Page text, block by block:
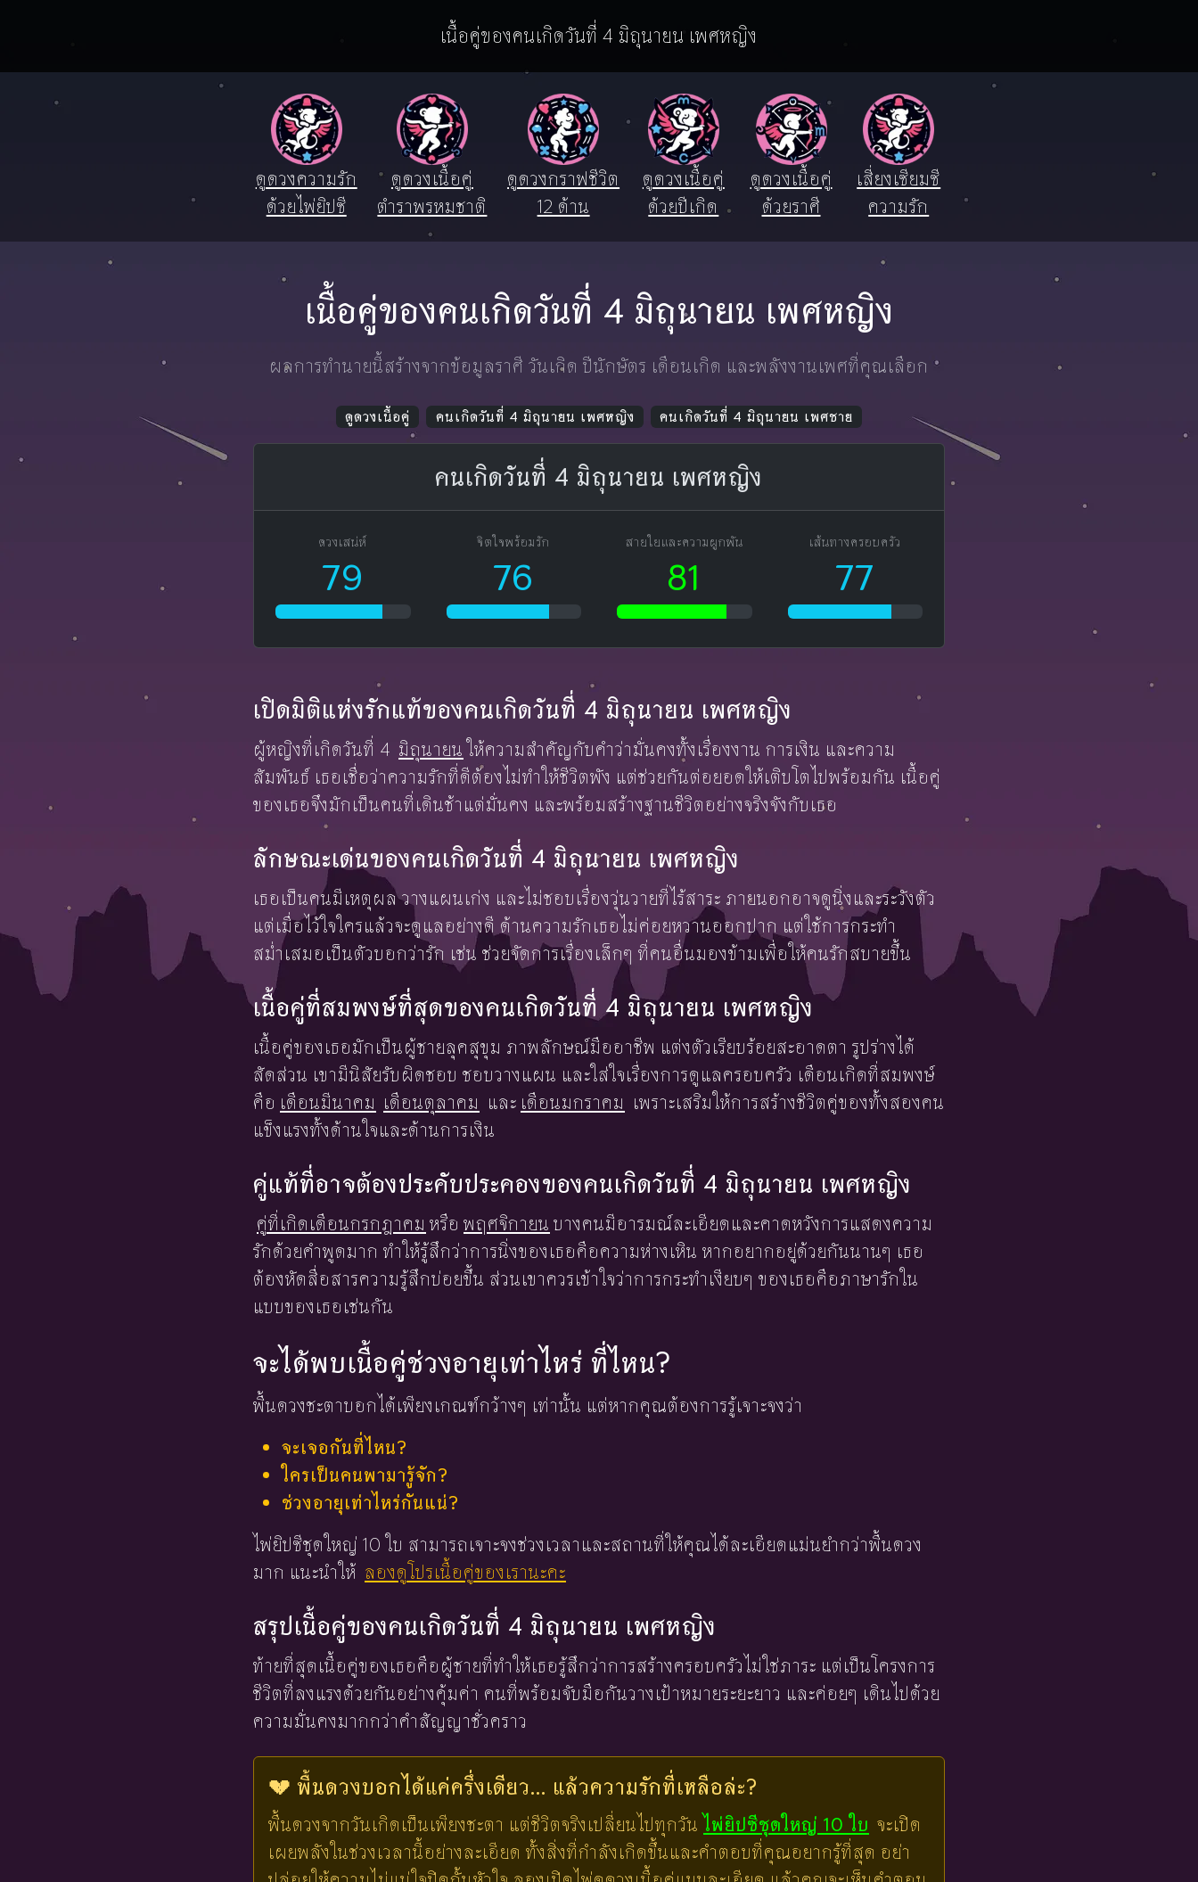
เนื้อคู่ของคนเกิดวันที่ 4 มิถุนายน เพศหญิง
ดูดวงความรัก
ด้วยไพ่ยิปซี
ดูดวงเนื้อคู่
ตำราพรหมชาติ
ดูดวงกราฟชีวิต
12 ด้าน
ดูดวงเนื้อคู่
ด้วยปีเกิด
ดูดวงเนื้อคู่
ด้วยราศี
เสี่ยงเซียมซี
ความรัก
เนื้อคู่ของคนเกิดวันที่ 4 มิถุนายน เพศหญิง
ผลการทำนายนี้สร้างจากข้อมูลราศี วันเกิด ปีนักษัตร เดือนเกิด และพลังงานเพศที่คุณเลือก
ดูดวงเนื้อคู่ คนเกิดวันที่ 4 มิถุนายน เพศหญิง คนเกิดวันที่ 4 มิถุนายน เพศชาย
คนเกิดวันที่ 4 มิถุนายน เพศหญิง
ดวงเสน่ห์
79
จิตใจพร้อมรัก
76
สายใยและความผูกพัน
81
เส้นทางครอบครัว
77
เปิดมิติแห่งรักแท้ของคนเกิดวันที่ 4 มิถุนายน เพศหญิง
ผู้หญิงที่เกิดวันที่ 4 มิถุนายน ให้ความสำคัญกับคำว่ามั่นคงทั้งเรื่องงาน การเงิน และความ
สัมพันธ์ เธอเชื่อว่าความรักที่ดีต้องไม่ทำให้ชีวิตพัง แต่ช่วยกันต่อยอดให้เติบโตไปพร้อมกัน เนื้อคู่
ของเธอจึงมักเป็นคนที่เดินช้าแต่มั่นคง และพร้อมสร้างฐานชีวิตอย่างจริงจังกับเธอ
ลักษณะเด่นของคนเกิดวันที่ 4 มิถุนายน เพศหญิง
เธอเป็นคนมีเหตุผล วางแผนเก่ง และไม่ชอบเรื่องวุ่นวายที่ไร้สาระ ภายนอกอาจดูนิ่งและระวังตัว
แต่เมื่อไว้ใจใครแล้วจะดูแลอย่างดี ด้านความรักเธอไม่ค่อยหวานออกปาก แต่ใช้การกระทำ
สม่ำเสมอเป็นตัวบอกว่ารัก เช่น ช่วยจัดการเรื่องเล็กๆ ที่คนอื่นมองข้ามเพื่อให้คนรักสบายขึ้น
เนื้อคู่ที่สมพงษ์ที่สุดของคนเกิดวันที่ 4 มิถุนายน เพศหญิง
เนื้อคู่ของเธอมักเป็นผู้ชายลุคสุขุม ภาพลักษณ์มืออาชีพ แต่งตัวเรียบร้อยสะอาดตา รูปร่างได้
สัดส่วน เขามีนิสัยรับผิดชอบ ชอบวางแผน และใส่ใจเรื่องการดูแลครอบครัว เดือนเกิดที่สมพงษ์
คือ เดือนมีนาคม เดือนตุลาคม และ เดือนมกราคม เพราะเสริมให้การสร้างชีวิตคู่ของทั้งสองคน
แข็งแรงทั้งด้านใจและด้านการเงิน
คู่แท้ที่อาจต้องประคับประคองของคนเกิดวันที่ 4 มิถุนายน เพศหญิง
คู่ที่เกิดเดือนกรกฎาคม หรือ พฤศจิกายน บางคนมีอารมณ์ละเอียดและคาดหวังการแสดงความ
รักด้วยคำพูดมาก ทำให้รู้สึกว่าการนิ่งของเธอคือความห่างเหิน หากอยากอยู่ด้วยกันนานๆ เธอ
ต้องหัดสื่อสารความรู้สึกบ่อยขึ้น ส่วนเขาควรเข้าใจว่าการกระทำเงียบๆ ของเธอคือภาษารักใน
แบบของเธอเช่นกัน
จะได้พบเนื้อคู่ช่วงอายุเท่าไหร่ ที่ไหน?
พื้นดวงชะตาบอกได้เพียงเกณฑ์กว้างๆ เท่านั้น แต่หากคุณต้องการรู้เจาะจงว่า
จะเจอกันที่ไหน?
ใครเป็นคนพามารู้จัก?
ช่วงอายุเท่าไหร่กันแน่?
ไพ่ยิปซีชุดใหญ่ 10 ใบ สามารถเจาะจงช่วงเวลาและสถานที่ให้คุณได้ละเอียดแม่นยำกว่าพื้นดวง
มาก แนะนำให้ ลองดูโปรเนื้อคู่ของเรานะคะ
สรุปเนื้อคู่ของคนเกิดวันที่ 4 มิถุนายน เพศหญิง
ท้ายที่สุดเนื้อคู่ของเธอคือผู้ชายที่ทำให้เธอรู้สึกว่าการสร้างครอบครัวไม่ใช่ภาระ แต่เป็นโครงการ
ชีวิตที่ลงแรงด้วยกันอย่างคุ้มค่า คนที่พร้อมจับมือกันวางเป้าหมายระยะยาว และค่อยๆ เดินไปด้วย
ความมั่นคงมากกว่าคำสัญญาชั่วคราว
💔 พื้นดวงบอกได้แค่ครึ่งเดียว... แล้วความรักที่เหลือล่ะ?
พื้นดวงจากวันเกิดเป็นเพียงชะตา แต่ชีวิตจริงเปลี่ยนไปทุกวัน ไพ่ยิปซีชุดใหญ่ 10 ใบ จะเปิด
เผยพลังในช่วงเวลานี้อย่างละเอียด ทั้งสิ่งที่กำลังเกิดขึ้นและคำตอบที่คุณอยากรู้ที่สุด อย่า